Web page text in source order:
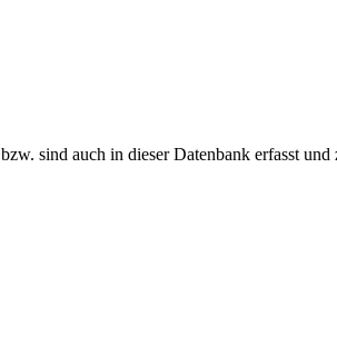
sind auch in dieser Datenbank erfasst und